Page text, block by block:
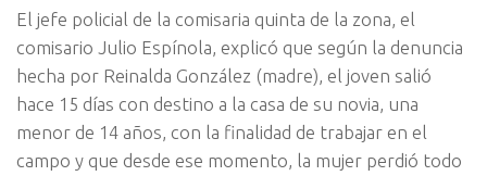
El jefe policial de la comisaria quinta de la zona, el
comisario Julio Espínola, explicó que según la denuncia
hecha por Reinalda González (madre), el joven salió
hace 15 días con destino a la casa de su novia, una
menor de 14 años, con la finalidad de trabajar en el
campo y que desde ese momento, la mujer perdió todo